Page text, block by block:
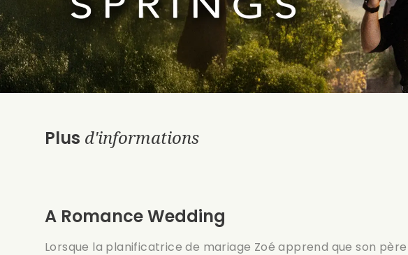
Plus d'informations
A Romance Wedding
Lorsque la planificatrice de mariage Zoé apprend que son